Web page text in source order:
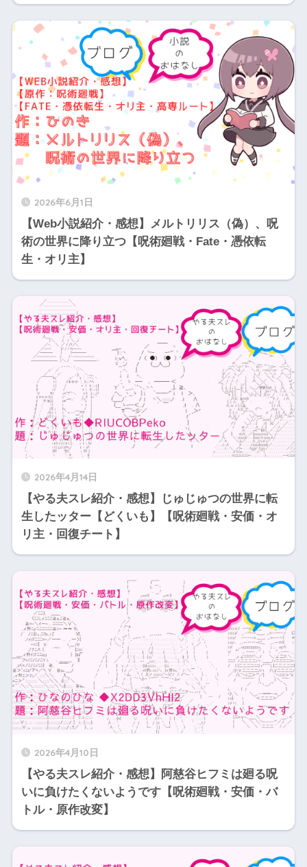
2026年6月1日
【Web小説紹介・感想】メルトリリス（偽）、呪
術の世界に降り立つ【呪術廻戦・Fate・憑依転
生・オリ主】
2026年4月14日
【やる夫スレ紹介・感想】じゅじゅつの世界に転
生したッター【どくいも】【呪術廻戦・安価・オ
リ主・回復チート】
2026年4月10日
【やる夫スレ紹介・感想】阿慈谷ヒフミは廻る呪
いに負けたくないようです【呪術廻戦・安価・バ
トル・原作改変】